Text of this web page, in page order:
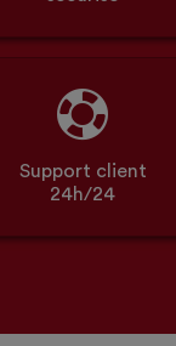
Support client
24h/24